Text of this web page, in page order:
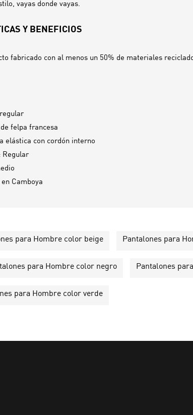
vayas donde vayas.
Y BENEFICIOS
fabricado con al menos un 50% de materiales
de felpa francesa
elástica con cordón interno
Regular
en Camboya
para Hombre color beige Pantalones para
para Hombre color negro Pantalones
para Hombre color verde